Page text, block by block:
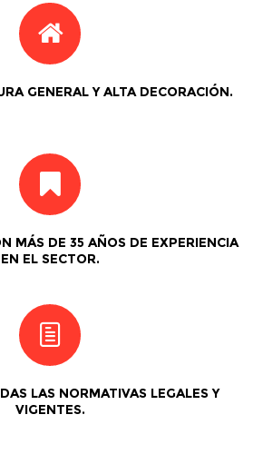
GENERAL Y ALTA DECORACIÓN.
MÁS DE 35 AÑOS DE EXPERIENCIA
EN EL SECTOR.
LAS NORMATIVAS LEGALES Y
VIGENTES.